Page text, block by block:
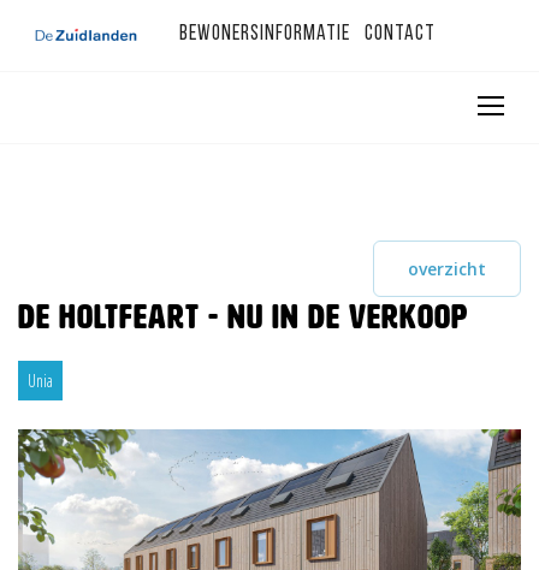
Bewonersinformatie Contact
overzicht
De Holtfeart - nu in de verkoop
Unia